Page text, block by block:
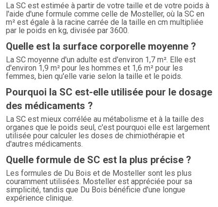
La SC est estimée à partir de votre taille et de votre poids à
l'aide d'une formule comme celle de Mosteller, où la SC en
m² est égale à la racine carrée de la taille en cm multipliée
par le poids en kg, divisée par 3600.
Quelle est la surface corporelle moyenne ?
La SC moyenne d'un adulte est d'environ 1,7 m². Elle est
d'environ 1,9 m² pour les hommes et 1,6 m² pour les
femmes, bien qu'elle varie selon la taille et le poids.
Pourquoi la SC est-elle utilisée pour le dosage
des médicaments ?
La SC est mieux corrélée au métabolisme et à la taille des
organes que le poids seul, c'est pourquoi elle est largement
utilisée pour calculer les doses de chimiothérapie et
d'autres médicaments.
Quelle formule de SC est la plus précise ?
Les formules de Du Bois et de Mosteller sont les plus
couramment utilisées. Mosteller est appréciée pour sa
simplicité, tandis que Du Bois bénéficie d'une longue
expérience clinique.